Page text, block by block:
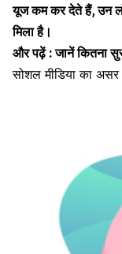
यूज कम कर देते हैं, उन
मिला है।
और पढ़ें :जानें कितना
सोशल मीडिया का